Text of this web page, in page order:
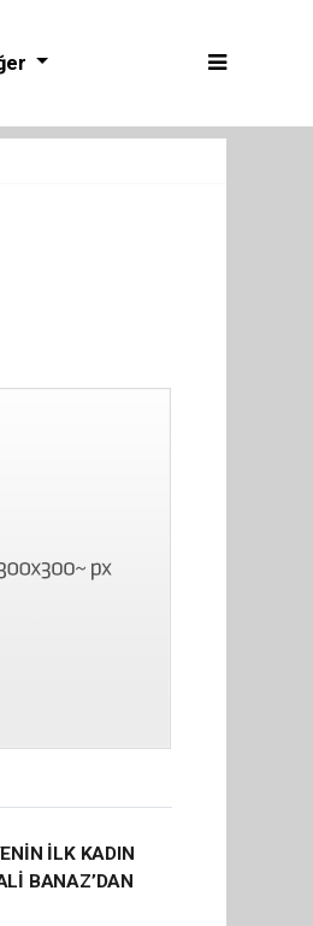
İLK KADIN
BANAZ’DAN